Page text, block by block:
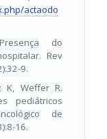
actaodo
do
Rev
9.
K, Weffer R.
pediátricos
de
16.